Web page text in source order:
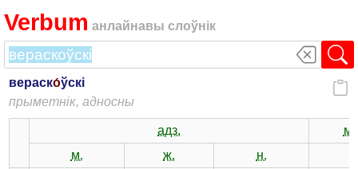
Verbum анлайнавы слоўнік
вераско́ўскі
прыметнік, адносны
адз.
м.
ж. н.